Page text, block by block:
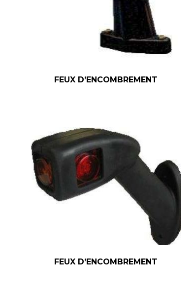
FEUX D’ENCOMBREMENT
FEUX D’ENCOMBREMENT